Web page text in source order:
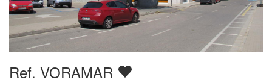
Ref. VORAMAR